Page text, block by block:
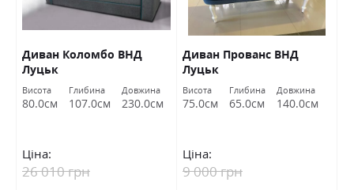
Диван Коломбо ВНД
Луцьк
Висота
80.0см
Глибина
107.0см
Довжина
230.0см
Ціна:
26 010 грн
Диван Прованс ВНД
Луцьк
Висота
75.0см
Глибина
65.0см
Довжина
140.0см
Ціна:
9 000 грн